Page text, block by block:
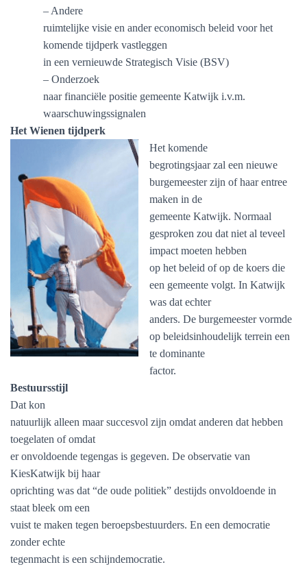
– Andere
ruimtelijke visie en ander economisch beleid voor het
komende tijdperk vastleggen
in een vernieuwde Strategisch Visie (BSV)
– Onderzoek
naar financiële positie gemeente Katwijk i.v.m.
waarschuwingssignalen
Het Wienen tijdperk
Het komende
begrotingsjaar zal een nieuwe
burgemeester zijn of haar entree
maken in de
gemeente Katwijk. Normaal
gesproken zou dat niet al teveel
impact moeten hebben
op het beleid of op de koers die
een gemeente volgt. In Katwijk
was dat echter
anders. De burgemeester vormde
op beleidsinhoudelijk terrein een
te dominante
factor.
Bestuursstijl
Dat kon
natuurlijk alleen maar succesvol zijn omdat anderen dat hebben
toegelaten of omdat
er onvoldoende tegengas is gegeven. De observatie van
KiesKatwijk bij haar
oprichting was dat “de oude politiek” destijds onvoldoende in
staat bleek om een
vuist te maken tegen beroepsbestuurders. En een democratie
zonder echte
tegenmacht is een schijndemocratie.